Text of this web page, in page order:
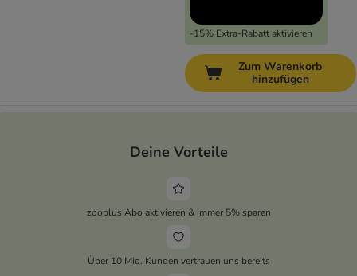
-15% Extra-Rabatt aktivieren
Zum Warenkorb
hinzufügen
Deine Vorteile
zooplus Abo aktivieren & immer 5% sparen
Über 10 Mio. Kunden vertrauen uns bereits